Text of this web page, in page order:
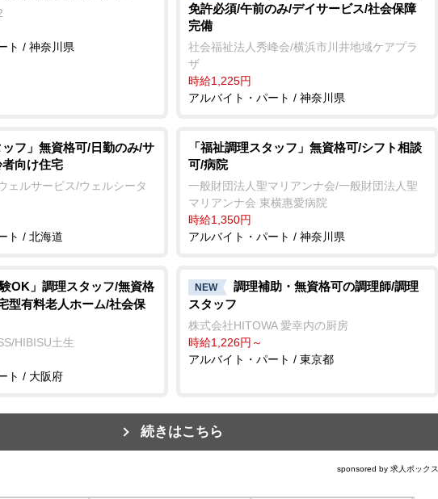
ト / 神奈川県
免許必須/午前のみ/デイサービス/社会保障
完備
社会福祉法人秀峰会/横浜市川井地域ケアプラ
ザ
時給1,225円
アルバイト・パート / 神奈川県
ッフ」無資格可/日勤のみ/サ
向け住宅
ェルサービス/ウェルシータ
ト / 北海道
「福祉調理スタッフ」無資格可/シフト相談
可/病院
一般財団法人聖マリアンナ会/一般財団法人聖
マリアンナ会 東横惠愛病院
時給1,350円
アルバイト・パート / 神奈川県
験OK」調理スタッフ/無資格
型有料老人ホーム/社会保
HIBISU土生
ト / 大阪府
NEW
調理補助・無資格可の調理師/調理
スタッフ
株式会社HITOWA 愛幸内の厨房
時給1,226円～
アルバイト・パート / 東京都
続きはこちら
sponsored by 求人ボックス